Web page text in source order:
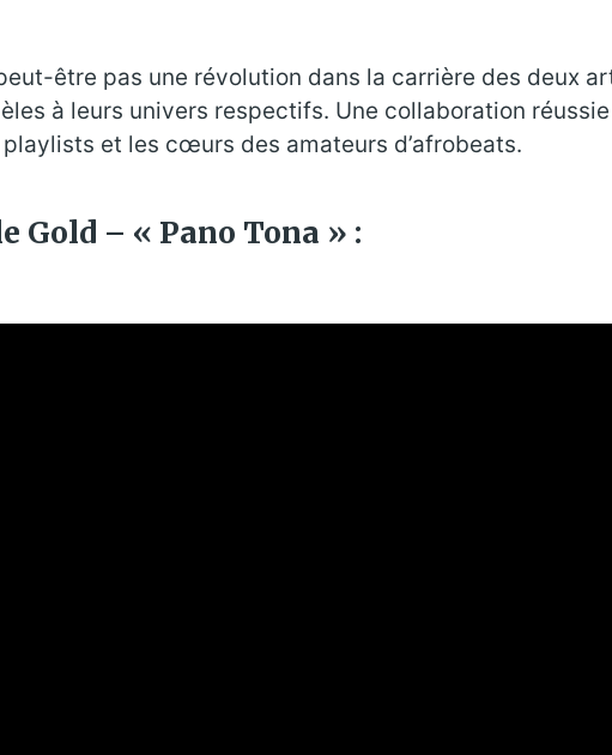
peut-être pas une révolution dans la carrière des deux
à leurs univers respectifs. Une collaboration
et les cœurs des amateurs d’afrobeats.
Gold – « Pano Tona » :